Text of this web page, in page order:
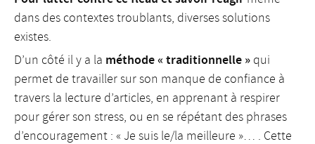
dans des contextes troublants, diverses solutions
existes.
D’un côté il y a la méthode « traditionnelle » qui
permet de travailler sur son manque de confiance à
travers la lecture d’articles, en apprenant à respirer
pour gérer son stress, ou en se répétant des phrases
d’encouragement : « Je suis le/la meilleure »… . Cette